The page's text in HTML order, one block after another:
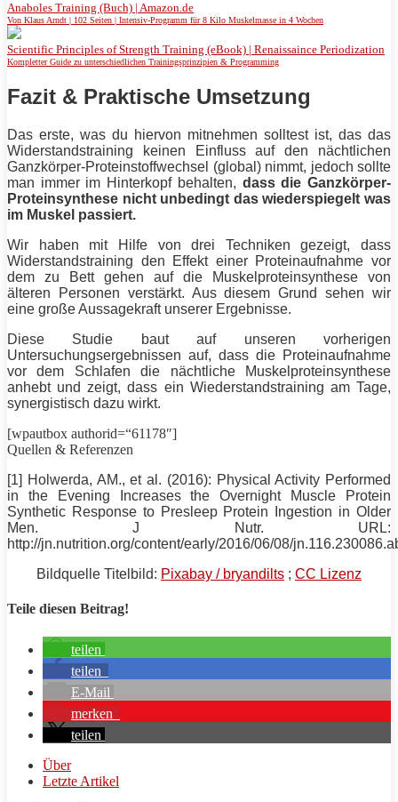
Anaboles Training (Buch) | Amazon.de
Von Klaus Arndt | 102 Seiten | Intensiv-Programm für 8 Kilo Muskelmasse in 4 Wochen
Scientific Principles of Strength Training (eBook) | Renaissaince Periodization
Kompletter Guide zu unterschiedlichen Trainingsprinzipien & Programming
Fazit & Praktische Umsetzung
Das erste, was du hiervon mitnehmen solltest ist, das das
Widerstandstraining keinen Einfluss auf den nächtlichen
Ganzkörper-Proteinstoffwechsel (global) nimmt, jedoch sollte
man immer im Hinterkopf behalten, dass die Ganzkörper-
Proteinsynthese nicht unbedingt das wiederspiegelt was
im Muskel passiert.
Wir haben mit Hilfe von drei Techniken gezeigt, dass
Widerstandstraining den Effekt einer Proteinaufnahme vor
dem zu Bett gehen auf die Muskelproteinsynthese von
älteren Personen verstärkt. Aus diesem Grund sehen wir
eine große Aussagekraft unserer Ergebnisse.
Diese Studie baut auf unseren vorherigen
Untersuchungsergebnissen auf, dass die Proteinaufnahme
vor dem Schlafen die nächtliche Muskelproteinsynthese
anhebt und zeigt, dass ein Wiederstandstraining am Tage,
synergistisch dazu wirkt.
[wpautbox authorid=“61178″]
Quellen & Referenzen
[1] Holwerda, AM., et al. (2016): Physical Activity Performed
in the Evening Increases the Overnight Muscle
Protein
Synthetic Response to Presleep Protein Ingestion in Older
Men. J Nutr. URL:
http://jn.nutrition.org/content/early/2016/06/08/
Bildquelle Titelbild: Pixabay / bryandilts ; CC Lizenz
Teile diesen Beitrag!
teilen
teilen
E-Mail
merken
teilen
Über
Letzte Artikel